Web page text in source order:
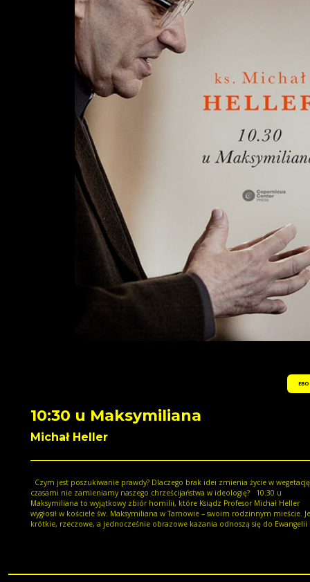
10:30 u Maksymiliana
Michał Heller
czasami nie zamieniamy naszego chrześcijaństwa w ideologię? 10.30 u
Maksymiliana to wyjątkowy zbiór homilii, które Ksiądz Profesor Michał Heller
wygłosił w kościele św. Maksymiliana w Tarnowie – swoim rodzinnym mieście.
krótkie, rzeczowe, a jednocześnie obrazowe kazania odnoszą się do Ewangelii
jest utkane z wyborów i bardzo wiele z tych sytuacji ma charakter wybierania